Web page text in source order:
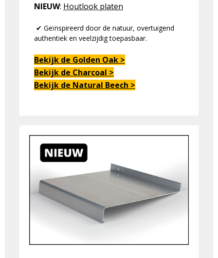
NIEUW: Houtlook platen
✔ Geïnspireerd door de natuur, overtuigend
authentiek en veelzijdig toepasbaar.
Bekijk de Golden Oak >
Bekijk de Charcoal >
Bekijk de Natural Beech >